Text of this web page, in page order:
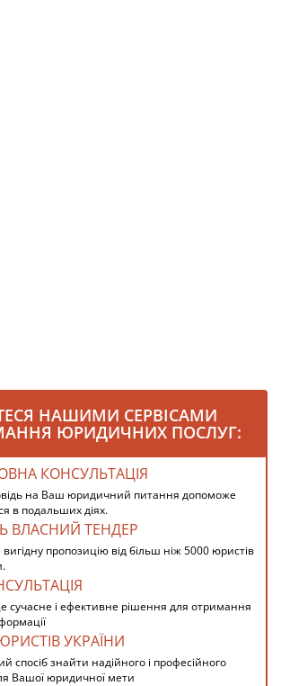
НАШИМИ СЕРВІСАМИ
ЮРИДИЧНИХ ПОСЛУГ:
КОНСУЛЬТАЦІЯ
на Ваш юридичний питання допоможе
в подальших діях.
ВЛАСНИЙ ТЕНДЕР
пропозицію від більш ніж 5000 юристів
сучасне і ефективне рішення для отримання
УКРАЇНИ
спосіб знайти надійного і професійного
Вашої юридичної мети